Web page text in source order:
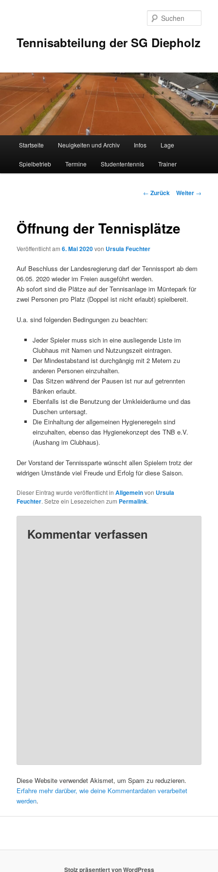
Tennisabteilung der SG Diepholz
Startseite Neuigkeiten und Archiv Infos Lage
Spielbetrieb Termine Studententennis Trainer
Beitrags-
← Zurück Weiter →
Öffnung der Tennisplätze
Veröffentlicht am6. Mai 2020von Ursula Feuchter
Auf Beschluss der Landesregierung darf der Tennissport ab dem
06.05. 2020 wieder im Freien ausgeführt werden.
Ab sofort sind die Plätze auf der Tennisanlage im Müntepark für
zwei Personen pro Platz (Doppel ist nicht erlaubt) spielbereit.
U.a. sind folgenden Bedingungen zu beachten:
Jeder Spieler muss sich in eine ausliegende Liste im
Clubhaus mit Namen und Nutzungszeit eintragen.
Der Mindestabstand ist durchgängig mit 2 Metern zu
anderen Personen einzuhalten.
Das Sitzen während der Pausen ist nur auf getrennten
Bänken erlaubt.
Ebenfalls ist die Benutzung der Umkleideräume und das
Duschen untersagt.
Die Einhaltung der allgemeinen Hygieneregeln sind
einzuhalten, ebenso das Hygienekonzept des TNB e.V.
(Aushang im Clubhaus).
Der Vorstand der Tennissparte wünscht allen Spielern trotz der
widrigen Umstände viel Freude und Erfolg für diese Saison.
Dieser Eintrag wurde veröffentlicht inAllgemeinvon Ursula
Feuchter. Setze ein Lesezeichen zum Permalink.
Kommentar verfassen
Diese Website verwendet Akismet, um Spam zu reduzieren.
Erfahre mehr darüber, wie deine Kommentardaten verarbeitet
werden.
Stolz präsentiert von WordPress